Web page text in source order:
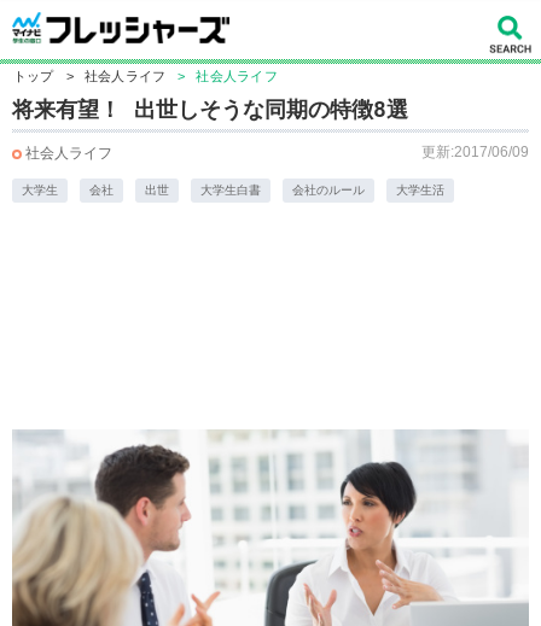
トップ > 社会人ライフ > 社会人ライフ
将来有望！ 出世しそうな同期の特徴8選
社会人ライフ 更新:2017/06/09
大学生 会社 出世 大学生白書 会社のルール 大学生活